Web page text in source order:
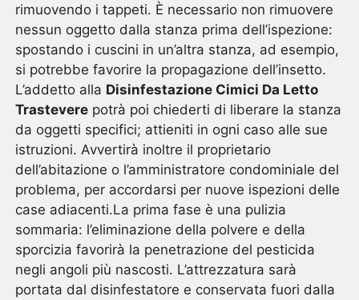
rimuovendo i tappeti. È necessario non rimuovere
nessun oggetto dalla stanza prima dell’ispezione:
spostando i cuscini in un’altra stanza, ad esempio,
si potrebbe favorire la propagazione dell’insetto.
L’addetto alla Disinfestazione Cimici Da Letto
Trastevere potrà poi chiederti di liberare la stanza
da oggetti specifici; attieniti in ogni caso alle sue
istruzioni. Avvertirà inoltre il proprietario
dell’abitazione o l’amministratore condominiale del
problema, per accordarsi per nuove ispezioni delle
case adiacenti.La prima fase è una pulizia
sommaria: l’eliminazione della polvere e della
sporcizia favorirà la penetrazione del pesticida
negli angoli più nascosti. L’attrezzatura sarà
portata dal disinfestatore e conservata fuori dalla